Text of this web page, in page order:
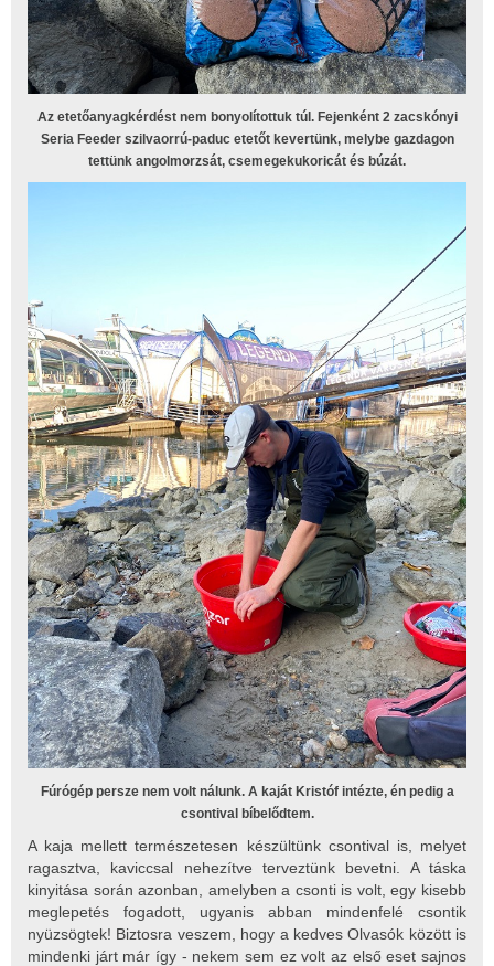
Az etetőanyagkérdést nem bonyolítottuk túl. Fejenként 2 zacskónyi
Seria Feeder szilvaorrú-paduc etetőt kevertünk, melybe gazdagon
tettünk angolmorzsát, csemegekukoricát és búzát.
Fúrógép persze nem volt nálunk. A kaját Kristóf intézte, én pedig a
csontival bíbelődtem.
A kaja mellett természetesen készültünk csontival is, melyet
ragasztva, kaviccsal nehezítve terveztünk bevetni. A táska
kinyitása során azonban, amelyben a csonti is volt, egy kisebb
meglepetés fogadott, ugyanis abban mindenfelé csontik
nyüzsögtek! Biztosra veszem, hogy a kedves Olvasók között is
mindenki járt már így - nekem sem ez volt az első eset sajnos